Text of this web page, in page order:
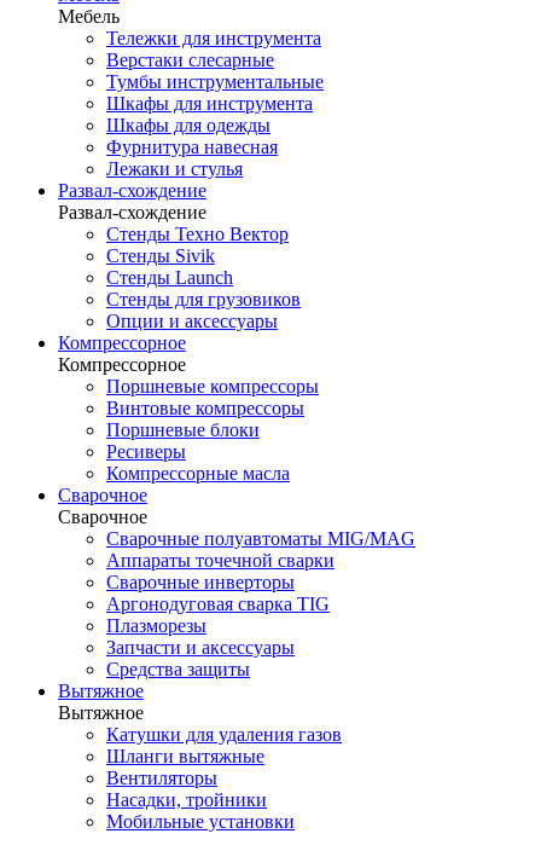
Мебель
Тележки для инструмента
Верстаки слесарные
Тумбы инструментальные
Шкафы для инструмента
Шкафы для одежды
Фурнитура навесная
Лежаки и стулья
Развал-схождение
Развал-схождение
Стенды Техно Вектор
Стенды Sivik
Стенды Launch
Стенды для грузовиков
Опции и аксессуары
Компрессорное
Компрессорное
Поршневые компрессоры
Винтовые компрессоры
Поршневые блоки
Ресиверы
Компрессорные масла
Сварочное
Сварочное
Сварочные полуавтоматы MIG/MAG
Аппараты точечной сварки
Сварочные инверторы
Аргонодуговая сварка TIG
Плазморезы
Запчасти и аксессуары
Средства защиты
Вытяжное
Вытяжное
Катушки для удаления газов
Шланги вытяжные
Вентиляторы
Насадки, тройники
Мобильные установки